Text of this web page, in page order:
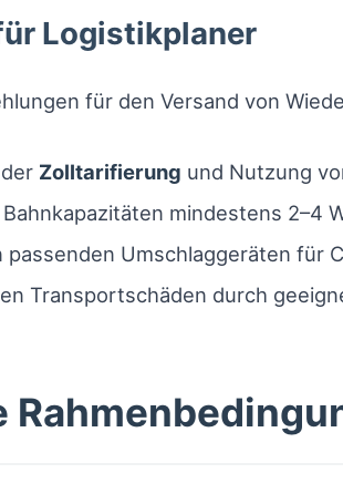
Logistikplaner
für den Versand von
Zolltarifierung und Nutzung
mindestens 2–4
passenden Umschlaggeräten für
Transportschäden durch